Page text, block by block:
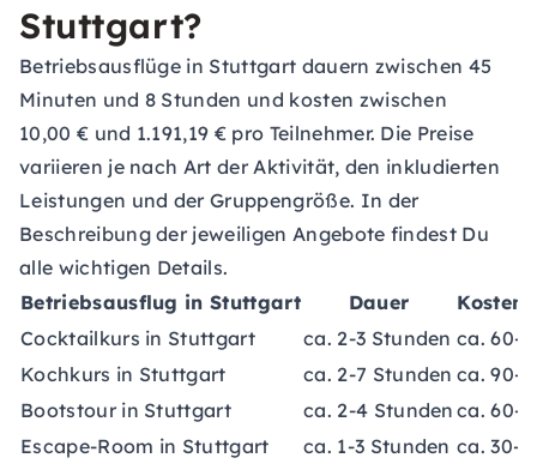
Stuttgart?
Betriebsausflüge in Stuttgart dauern zwischen 45
Minuten und 8 Stunden und kosten zwischen
10,00 € und 1.191,19 € pro Teilnehmer. Die Preise
variieren je nach Art der Aktivität, den inkludierten
Leistungen und der Gruppengröße. In der
Beschreibung der jeweiligen Angebote findest Du
alle wichtigen Details.
Betriebsausflug in Stuttgart
Dauer
Kosten
Cocktailkurs in Stuttgart
ca. 2-3 Stunden ca. 60-
Kochkurs in Stuttgart
ca. 2-7 Stunden ca. 90-
Bootstour in Stuttgart
ca. 2-4 Stunden ca. 60-
Escape-Room in Stuttgart
ca. 1-3 Stunden ca. 30-